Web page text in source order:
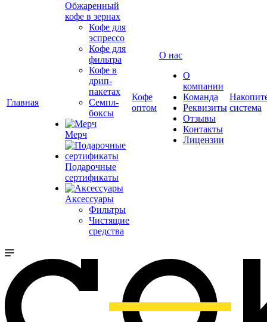
Главная
Обжаренный
кофе в зернах
Кофе для
эспрессо
Кофе для
фильтра
Кофе в
дрип-
пакетах
Семпл-
боксы
Мерч
Подарочные
сертификаты
Аксессуары
Фильтры
Чистящие
средства
Кофе
оптом
О нас
О
компании
Команда
Реквизиты
Отзывы
Контакты
Лицензии
система